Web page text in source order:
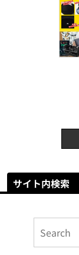
サイト内検索